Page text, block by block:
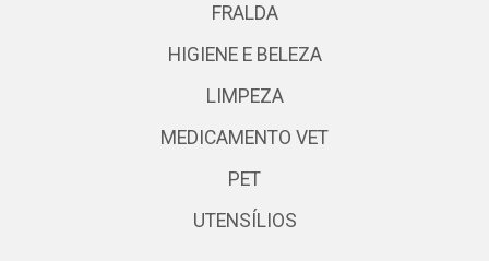
FRALDA
HIGIENE E BELEZA
LIMPEZA
MEDICAMENTO VET
PET
UTENSÍLIOS